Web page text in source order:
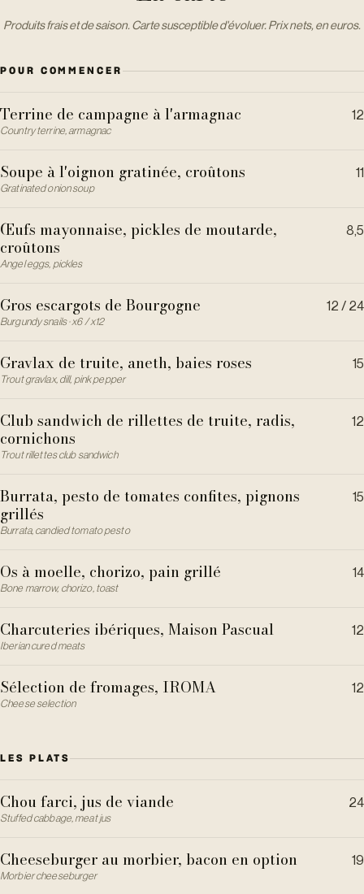
Produits frais et de saison. Carte susceptible d'évoluer. Prix nets, en euros.
POUR COMMENCER
Terrine de campagne à l'armagnac
Country terrine, armagnac
12
Soupe à l'oignon gratinée, croûtons
Gratinated onion soup
11
Œufs mayonnaise, pickles de moutarde,
croûtons
Angel eggs, pickles
8,5
Gros escargots de Bourgogne
Burgundy snails · x6 / x12
12 / 24
Gravlax de truite, aneth, baies roses
Trout gravlax, dill, pink pepper
15
Club sandwich de rillettes de truite, radis,
cornichons
Trout rillettes club sandwich
12
Burrata, pesto de tomates confites, pignons
grillés
Burrata, candied tomato pesto
15
Os à moelle, chorizo, pain grillé
Bone marrow, chorizo, toast
14
Charcuteries ibériques, Maison Pascual
Iberian cured meats
12
Sélection de fromages, IROMA
Cheese selection
12
LES PLATS
Chou farci, jus de viande
Stuffed cabbage, meat jus
24
Cheeseburger au morbier, bacon en option
Morbier cheeseburger
19